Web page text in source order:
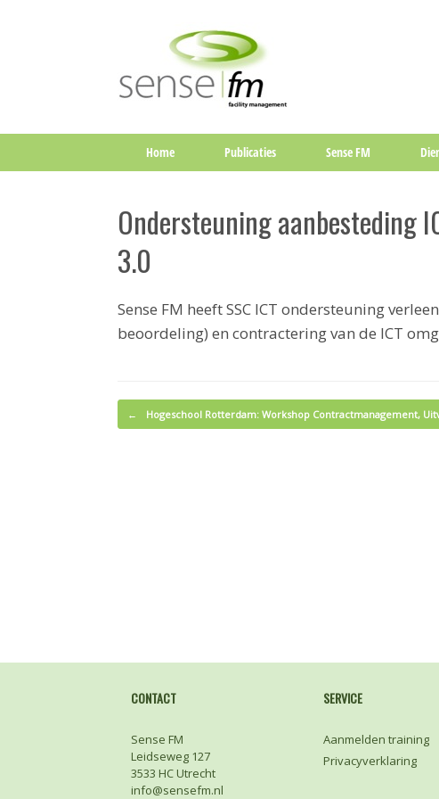
Home Publicaties Sense FM
Ondersteuning aanbesteding
3.0
Sense FM heeft SSC ICT ondersteuning
beoordeling) en contractering van de ICT
Bericht navigatie
← Hogeschool Rotterdam: Workshop Contractmanagement,
CONTACT
Sense FM
Leidseweg 127
3533 HC Utrecht
info@sensefm.nl
SERVICE
Aanmelden training
Privacyverklaring